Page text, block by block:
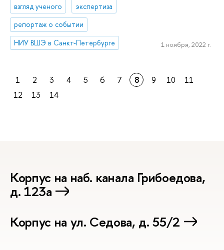
взгляд ученого
экспертиза
репортаж о событии
НИУ ВШЭ в Санкт-Петербурге
1 ноября, 2022 г.
1 2 3 4 5 6 7 8 9 10
11
12
13 14
Корпус на наб. канала Грибоедова,
д. 123а
Корпус на ул. Седова, д. 55/2